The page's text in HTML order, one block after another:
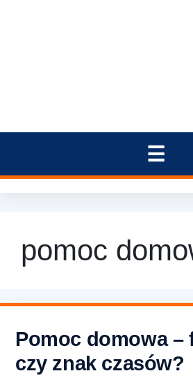
pomoc
Pomoc domowa –
czy znak czasów?